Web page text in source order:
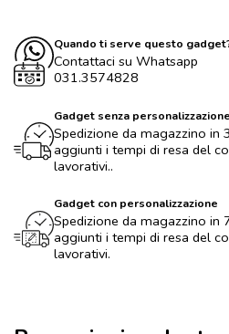
Quando ti serve questo
Contattaci su Whatsapp
031.3574828
Gadget senza personalizzazione
Spedizione da magazzino in
aggiunti i tempi di resa del
lavorativi..
Gadget con personalizzazione
Spedizione da magazzino in
aggiunti i tempi di resa del
lavorativi.